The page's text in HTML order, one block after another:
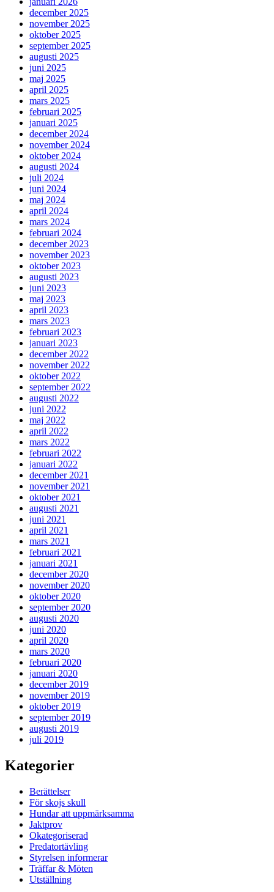
december 2025
november 2025
oktober 2025
september 2025
augusti 2025
juni 2025
maj 2025
april 2025
mars 2025
februari 2025
januari 2025
december 2024
november 2024
oktober 2024
augusti 2024
juli 2024
juni 2024
maj 2024
april 2024
mars 2024
februari 2024
december 2023
november 2023
oktober 2023
augusti 2023
juni 2023
maj 2023
april 2023
mars 2023
februari 2023
januari 2023
december 2022
november 2022
oktober 2022
september 2022
augusti 2022
juni 2022
maj 2022
april 2022
mars 2022
februari 2022
januari 2022
december 2021
november 2021
oktober 2021
augusti 2021
juni 2021
april 2021
mars 2021
februari 2021
januari 2021
december 2020
november 2020
oktober 2020
september 2020
augusti 2020
juni 2020
april 2020
mars 2020
februari 2020
januari 2020
december 2019
november 2019
oktober 2019
september 2019
augusti 2019
juli 2019
Kategorier
Berättelser
För skojs skull
Hundar att uppmärksamma
Jaktprov
Okategoriserad
Predatortävling
Styrelsen informerar
Träffar & Möten
Utställning